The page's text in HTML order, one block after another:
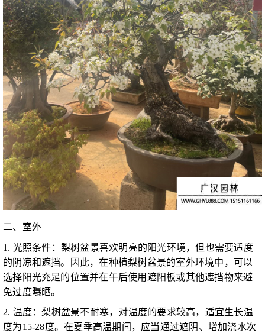
二、室外
1. 光照条件：梨树盆景喜欢明亮的阳光环境，但也需要适度
的阴凉和遮挡。因此，在种植梨树盆景的室外环境中，可以
选择阳光充足的位置并在午后使用遮阳板或其他遮挡物来避
免过度曝晒。
2. 温度：梨树盆景不耐寒，对温度的要求较高，适宜生长温
度为15-28度。在夏季高温期间，应当通过遮阴、增加浇水次